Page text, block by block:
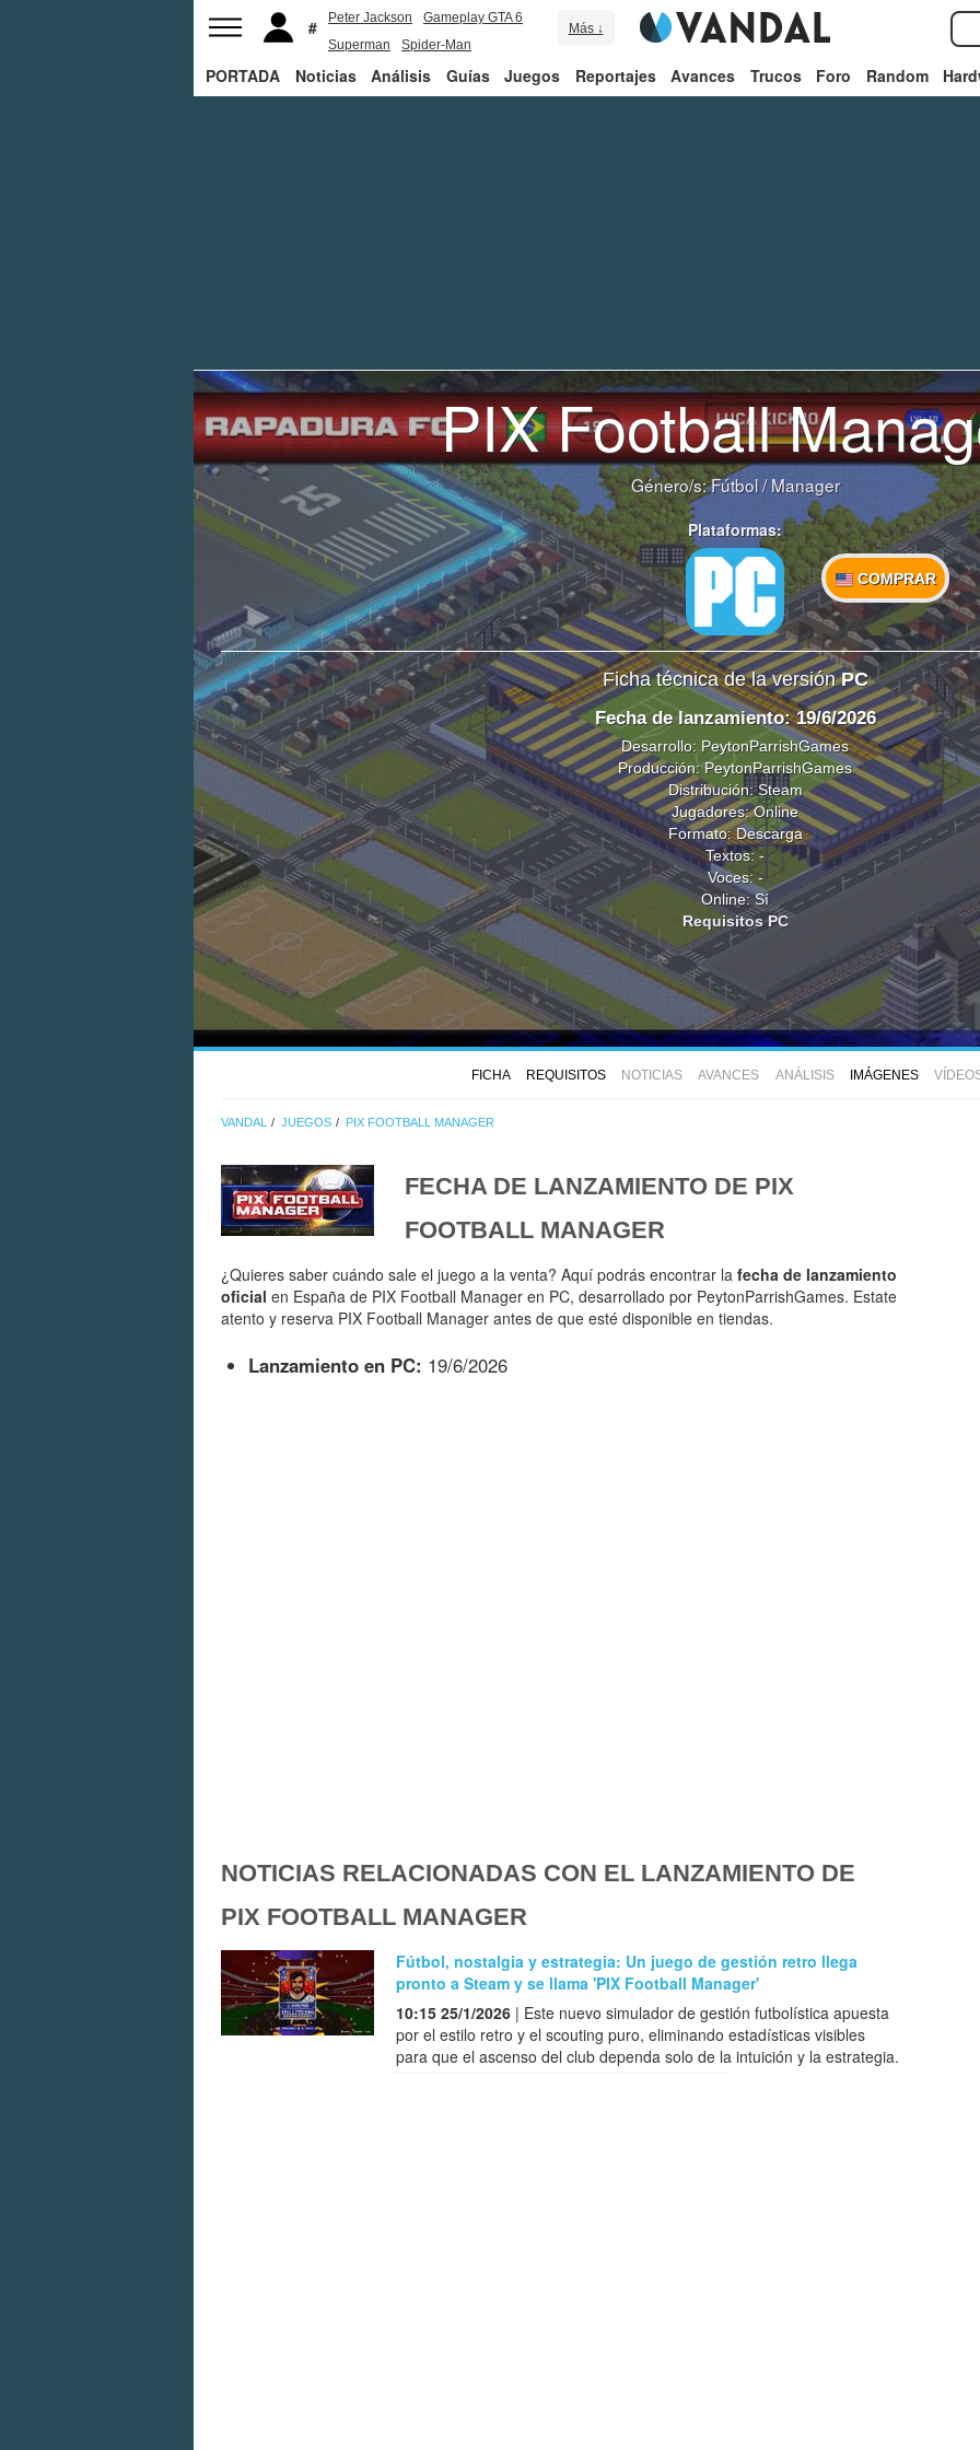
Peter Jackson
Gameplay GTA 6
Superman
Spider-Man
Más ↓
PORTADA Noticias Análisis Guías Juegos Reportajes Avances Trucos Foro Random
PIX Football
Género/s:Fútbol/Manager
Plataformas:
COMPRAR
Ficha técnica de la versiónPC
Fecha de lanzamiento: 19/6/2026
Desarrollo: PeytonParrishGames
Producción: PeytonParrishGames
Distribución: Steam
Jugadores: Online
Formato: Descarga
Textos: -
Voces: -
Online: Sí
Requisitos PC
FICHA REQUISITOS NOTICIAS AVANCES ANÁLISIS IMÁGENES
VANDAL JUEGOS PIX FOOTBALL MANAGER
FECHA DE LANZAMIENTO DE PIX
FOOTBALL MANAGER
¿Quieres saber cuándo sale el juego a la venta? Aquí podrás encontrar la fecha de lanzamiento
oficial en España de PIX Football Manager en PC, desarrollado por PeytonParrishGames. Estate
atento y reserva PIX Football Manager antes de que esté disponible en tiendas.
Lanzamiento en PC: 19/6/2026
NOTICIAS RELACIONADAS CON EL LANZAMIENTO DE
PIX FOOTBALL MANAGER
Fútbol, nostalgia y estrategia: Un juego de gestión retro llega
pronto a Steam y se llama 'PIX Football Manager'
10:15 25/1/2026 | Este nuevo simulador de gestión futbolística apuesta
por el estilo retro y el scouting puro, eliminando estadísticas visibles
para que el ascenso del club dependa solo de la intuición y la estrategia.